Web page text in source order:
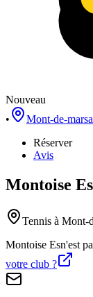
Nouveau
•
Mont-de-
Réserver
Avis
Montoise Es
Tennis à Mont-
Montoise Esn'est
votre club ?